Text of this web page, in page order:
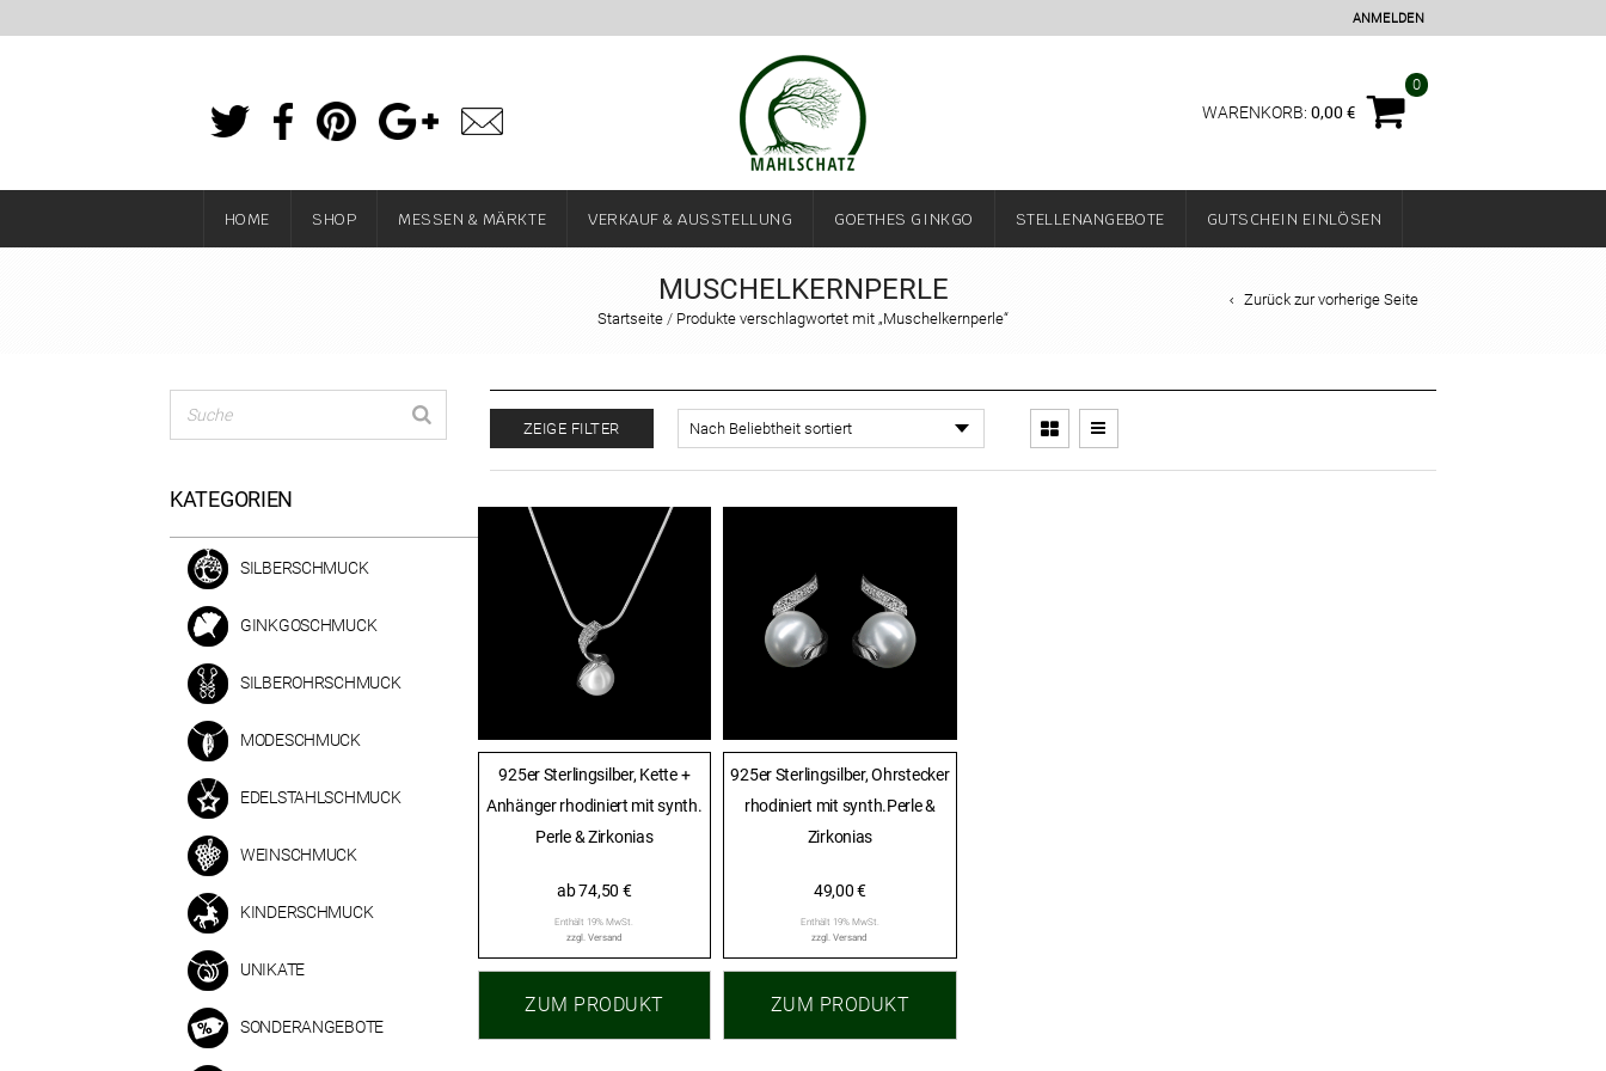
ANMELDEN
0
WARENKORB: 0,00€
HOME SHOP MESSEN & MÄRKTE VERKAUF & AUSSTELLUNG GOETHES GINKGO STELLENANGEBOTE GUTSCHEIN EINLÖSEN
MUSCHELKERNPERLE
Startseite / Produkte verschlagwortet mit „Muschelkernperle“
Zurück zur vorherige Seite
ZEIGE FILTER
925er Sterlingsilber, Kette +
Anhänger rhodiniert mit synth.
Perle & Zirkonias
ab74,50 €
Enthält 19% MwSt.
zzgl. Versand
ZUM PRODUKT
925er Sterlingsilber, Ohrstecker
rhodiniert mit synth.Perle &
Zirkonias
49,00€
Enthält 19% MwSt.
zzgl.Versand
ZUM PRODUKT
KATEGORIEN
SILBERSCHMUCK
GINKGOSCHMUCK
SILBEROHRSCHMUCK
MODESCHMUCK
EDELSTAHLSCHMUCK
WEINSCHMUCK
KINDERSCHMUCK
UNIKATE
SONDERANGEBOTE